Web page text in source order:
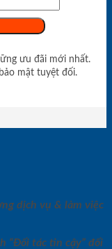
ưu đãi mới nhất.
mật tuyệt đối.
dịch vụ & làm việc
“Đối tác tin cậy” đối